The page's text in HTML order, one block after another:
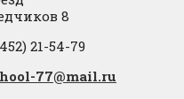
8
21-54-79
77@mail.ru